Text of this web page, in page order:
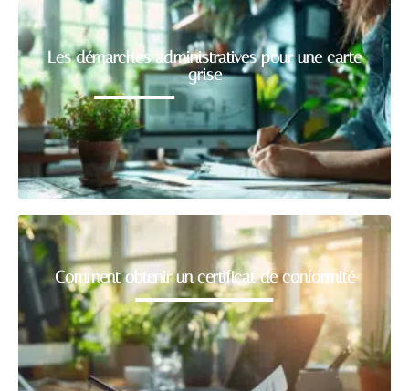
Les démarches administratives pour une carte
grise
Comment obtenir un certificat de conformité